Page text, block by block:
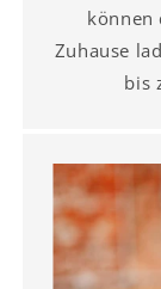
können
Zuhause
bis